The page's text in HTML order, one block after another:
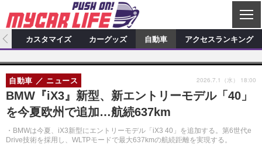
C
L
S
カーオーディオ
特集記事 新製品情報
プロショップ検索 ショップ訪問記
カーオーディオニュース デモカー製作記
その他
カスタマイズ
カスタマイズ特集記事 カスタマイズ新製品情報
カスタマイズニュース
カーグッズ
カーグッズ特集記事 カーグッズ新製品情報
カーグッズニュース
自動車
ニュース 試乗記
アクセスランキング
カスタマイズ カーグッズ 自動車 アクセスランキング
BMW『iX3』新型、新エントリーモデル「40」
を今夏欧州で追加…航続637km
・BMWは今夏、iX3新型にエントリーモデル「iX3 40」を追加する。第6世代e
Drive技術を採用し、WLTPモードで最大637kmの航続距離を実現する。
自動車 ニュース 2026.7.1（水） 18:00